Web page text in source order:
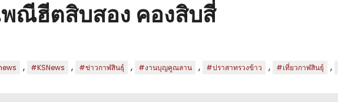
พณีฮีตสิบสอง คองสิบสี่
, #KSNews , #ข่าวกาฬสินธุ์ , #งานบุญคูณลาน , #ปราสาทรวงข้าว , #เที่ยวกาฬสินธุ์ ,